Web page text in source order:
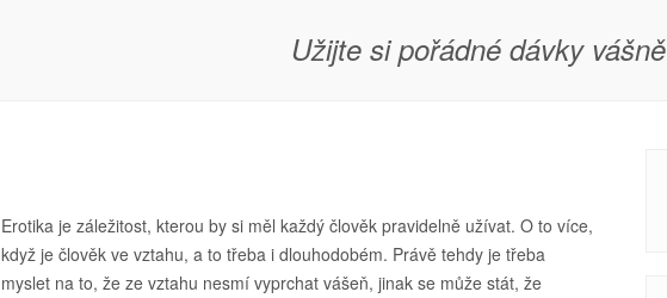
Užijte si pořádné dávky vášně
Erotika je záležitost, kterou by si měl každý člověk pravidelně užívat. O to více,
když je člověk ve vztahu, a to třeba i dlouhodobém. Právě tehdy je třeba
myslet na to, že ze vztahu nesmí vyprchat vášeň, jinak se může stát, že